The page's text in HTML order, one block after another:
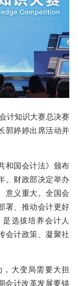
计知识大赛总决赛
郭婷婷出席活动并
国会计法》颁布
。财政部决定举办
意义重大。全国会
署、推动会计更好
选拔培养会计人
会计政策、凝聚社
大变局需要大担
会计改革发展要锚